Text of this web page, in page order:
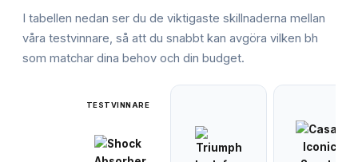
I tabellen nedan ser du de viktigaste skillnaderna mellan
våra testvinnare, så att du snabbt kan avgöra vilken bh
som matchar dina behov och din budget.
TESTVINNARE